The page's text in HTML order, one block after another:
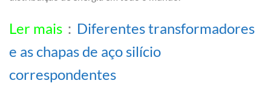
Ler mais ： Diferentes transformadores
e as chapas de aço silício
correspondentes